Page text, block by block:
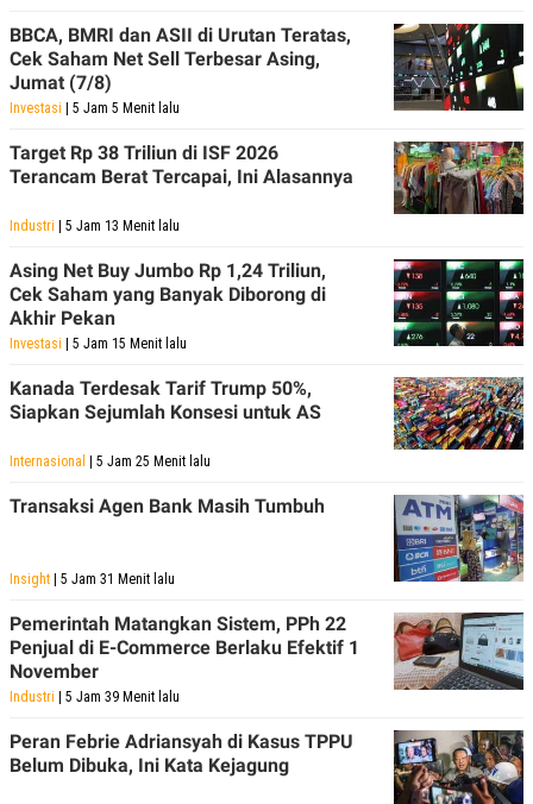
BBCA, BMRI dan ASII di Urutan Teratas,
Cek Saham Net Sell Terbesar Asing,
Jumat (7/8)
Investasi | 5 Jam 5 Menit lalu
Target Rp 38 Triliun di ISF 2026
Terancam Berat Tercapai, Ini Alasannya
Industri | 5 Jam 13 Menit lalu
Asing Net Buy Jumbo Rp 1,24 Triliun,
Cek Saham yang Banyak Diborong di
Akhir Pekan
Investasi | 5 Jam 15 Menit lalu
Kanada Terdesak Tarif Trump 50%,
Siapkan Sejumlah Konsesi untuk AS
Internasional | 5 Jam 25 Menit lalu
Transaksi Agen Bank Masih Tumbuh
Insight | 5 Jam 31 Menit lalu
Pemerintah Matangkan Sistem, PPh 22
Penjual di E-Commerce Berlaku Efektif 1
November
Industri | 5 Jam 39 Menit lalu
Peran Febrie Adriansyah di Kasus TPPU
Belum Dibuka, Ini Kata Kejagung